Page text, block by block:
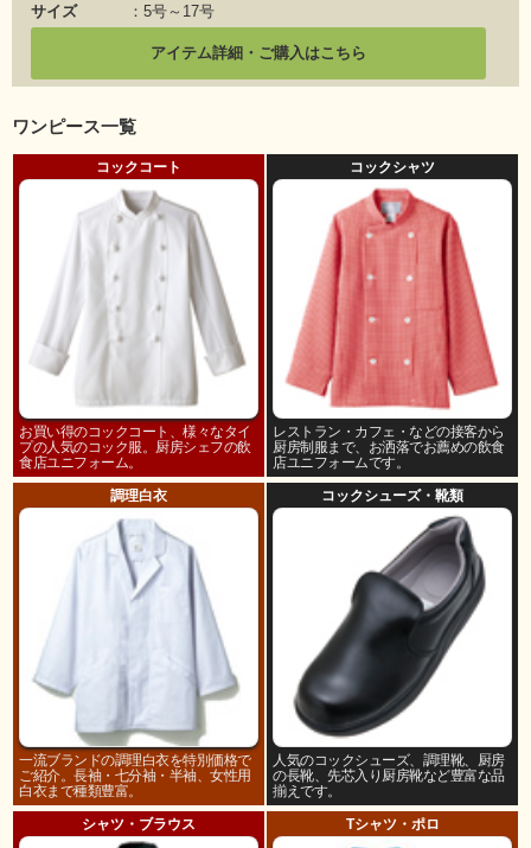
サイズ
：5号～17号
アイテム詳細・ご購入はこちら
ワンピース一覧
コックコート
お買い得のコックコート、様々なタイ
プの人気のコック服。厨房シェフの飲
食店ユニフォーム。
コックシャツ
レストラン・カフェ・などの接客から
厨房制服まで、お洒落でお薦めの飲食
店ユニフォームです。
調理白衣
一流ブランドの調理白衣を特別価格で
ご紹介。長袖・七分袖・半袖、女性用
白衣まで種類豊富。
コックシューズ・靴類
人気のコックシューズ、調理靴、厨房
の長靴、先芯入り厨房靴など豊富な品
揃えです。
シャツ・ブラウス
Tシャツ・ポロ